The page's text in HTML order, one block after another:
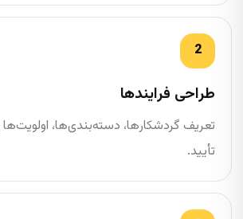
طراحی فرایندها
تعریف گردشکارها، دسته‌بندی‌ها،
تأیید.